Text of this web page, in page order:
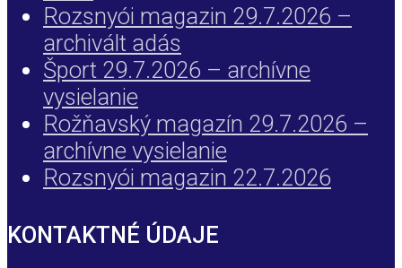
Rozsnyói magazin 29.7.2026 –
archivált adás
Šport 29.7.2026 – archívne
vysielanie
Rožňavský magazín 29.7.2026 –
archívne vysielanie
Rozsnyói magazin 22.7.2026
KONTAKTNÉ ÚDAJE